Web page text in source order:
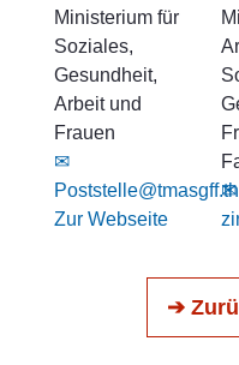
Ministerium für
Soziales,
Gesundheit,
Arbeit und
Frauen
✉
Zur Webseite
✉
➔